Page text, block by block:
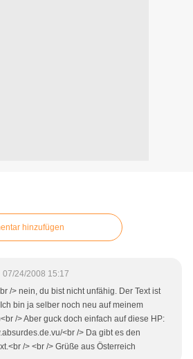
hinzufügen
07/24/2008 15:17
/> nein, du bist nicht unfähig. Der Text ist
bin ja selber noch neu auf meinem
/> Aber guck doch einfach auf diese HP:
<br /> Da gibt es den
/> <br /> Grüße aus Österreich